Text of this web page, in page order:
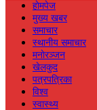
हाेमपेज
मुख्य खबर
समाचार
स्थानीय समाचार
मनाेरञ्जन
खेलकुद
पत्रपत्रिका
विश्व
स्वास्थ्य